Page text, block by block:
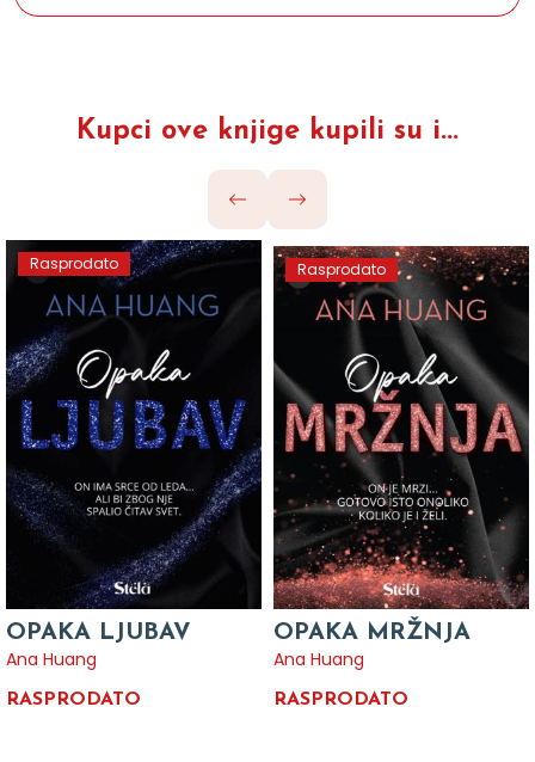
Kupci ove knjige kupili su i...
Rasprodato
OPAKA LJUBAV
Ana Huang
RASPRODATO
Rasprodato
OPAKA MRŽNJA
Ana Huang
RASPRODATO